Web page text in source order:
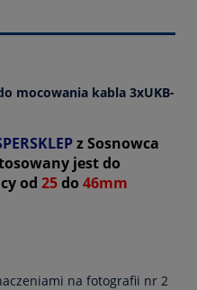
mocowania kabla 3xUKB-
z Sosnowca
jest do
od 25do 46mm
na fotografii nr 2